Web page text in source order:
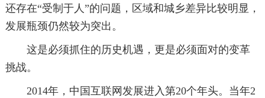
还存在“受制于人”的问题，区域和城乡差异比较明显，
发展瓶颈仍然较为突出。
这是必须抓住的历史机遇，更是必须面对的变革
挑战。
2014年，中国互联网发展进入第20个年头。当年2